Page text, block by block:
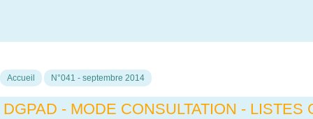
Accueil N°041 - septembre 2014
DGPAD - MODE CONSULTATION - LISTES